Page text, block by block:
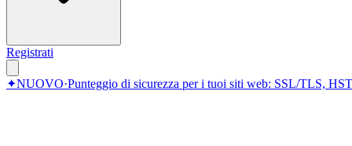
Registrati
✦NUOVO·Punteggio di sicurezza per i tuoi siti web: SSL/TLS,